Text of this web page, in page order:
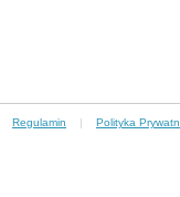
Regulamin | Polityka